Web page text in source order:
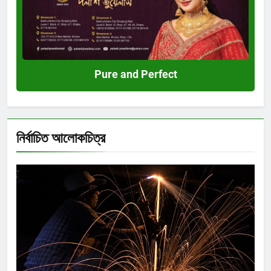
Pure and Perfect
নির্বাচিত আলোকচিত্র